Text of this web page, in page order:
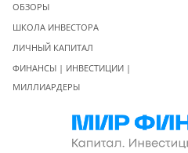
ОБЗОРЫ
ШКОЛА ИНВЕСТОРА
ЛИЧНЫЙ КАПИТАЛ
ФИНАНСЫ | ИНВЕСТИЦИИ |
МИЛЛИАРДЕРЫ